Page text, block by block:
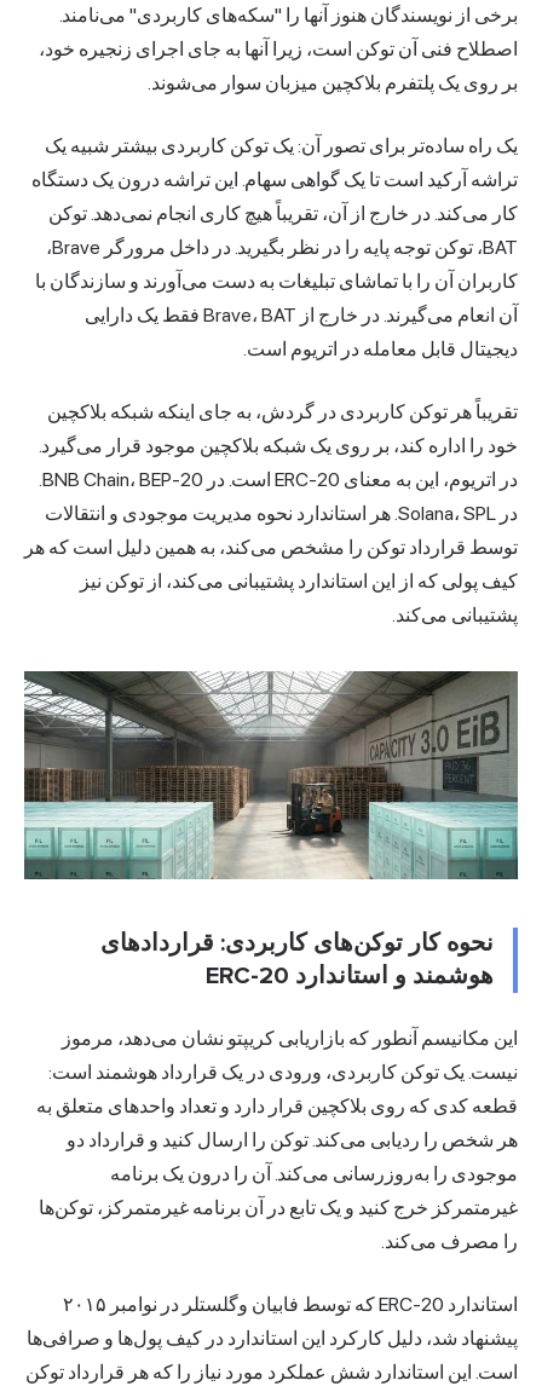
برخی از نویسندگان هنوز آنها را "سکه‌های کاربردی" می‌نامند.
اصطلاح فنی آن توکن است، زیرا آنها به جای اجرای زنجیره خود،
بر روی یک پلتفرم بلاکچین میزبان سوار می‌شوند.
یک راه ساده‌تر برای تصور آن: یک توکن کاربردی بیشتر شبیه یک
تراشه آرکید است تا یک گواهی سهام. این تراشه درون یک دستگاه
کار می‌کند. در خارج از آن، تقریباً هیچ کاری انجام نمی‌دهد. توکن
BAT، توکن توجه پایه را در نظر بگیرید. در داخل مرورگر Brave،
کاربران آن را با تماشای تبلیغات به دست می‌آورند و سازندگان با
آن انعام می‌گیرند. در خارج از Brave، BAT فقط یک دارایی
دیجیتال قابل معامله در اتریوم است.
تقریباً هر توکن کاربردی در گردش، به جای اینکه شبکه بلاکچین
خود را اداره کند، بر روی یک شبکه بلاکچین موجود قرار می‌گیرد.
در اتریوم، این به معنای ERC-20 است. در BNB Chain، BEP-20.
در Solana، SPL. هر استاندارد نحوه مدیریت موجودی و انتقالات
توسط قرارداد توکن را مشخص می‌کند، به همین دلیل است که هر
کیف پولی که از این استاندارد پشتیبانی می‌کند، از توکن نیز
پشتیبانی می‌کند.
نحوه کار توکن‌های کاربردی: قراردادهای
هوشمند و استاندارد ERC-20
این مکانیسم آنطور که بازاریابی کریپتو نشان می‌دهد، مرموز
نیست. یک توکن کاربردی، ورودی در یک قرارداد هوشمند است:
قطعه کدی که روی بلاکچین قرار دارد و تعداد واحدهای متعلق به
هر شخص را ردیابی می‌کند. توکن را ارسال کنید و قرارداد دو
موجودی را به‌روزرسانی می‌کند. آن را درون یک برنامه
غیرمتمرکز خرج کنید و یک تابع در آن برنامه غیرمتمرکز، توکن‌ها
را مصرف می‌کند.
استاندارد ERC-20 که توسط فابیان وگلستلر در نوامبر ۲۰۱۵
پیشنهاد شد، دلیل کارکرد این استاندارد در کیف پول‌ها و صرافی‌ها
است. این استاندارد شش عملکرد مورد نیاز را که هر قرارداد توکن